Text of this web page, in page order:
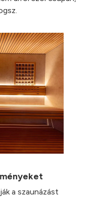
a szaunázást